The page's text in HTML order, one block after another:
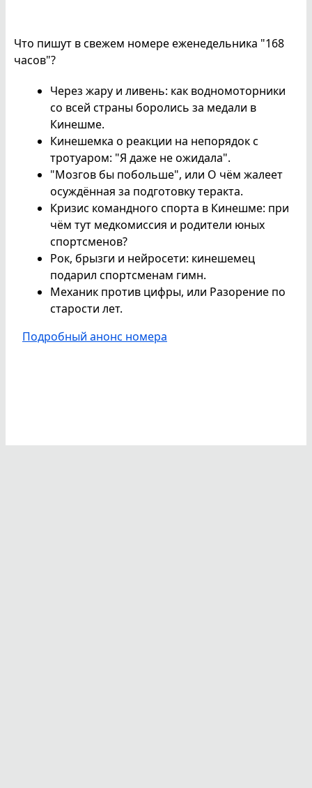
Что пишут в свежем номере еженедельника "168
часов"?
Через жару и ливень: как водномоторники
со всей страны боролись за медали в
Кинешме.
Кинешемка о реакции на непорядок с
тротуаром: "Я даже не ожидала".
"Мозгов бы побольше", или О чём жалеет
осуждённая за подготовку теракта.
Кризис командного спорта в Кинешме: при
чём тут медкомиссия и родители юных
спортсменов?
Рок, брызги и нейросети: кинешемец
подарил спортсменам гимн.
Механик против цифры, или Разорение по
старости лет.
Подробный анонс номера